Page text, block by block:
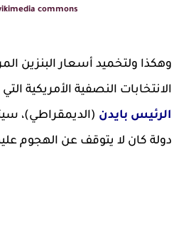
commons.
وهكذا ولتخميد أسعار البنزين
الانتخابات النصفية الأمريكية
الرئيس بايدن (الديمقراطي)،
دولة كان لا يتوقف عن الهجوم